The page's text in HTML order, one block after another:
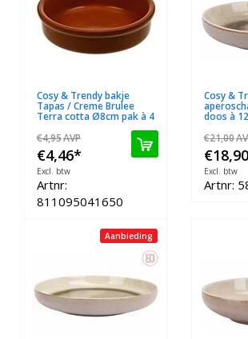
Cosy & Trendy bakje
Tapas / Creme Brulee
Terra cotta Ø8cm pak à 4
€4,95AVP
€4,46*
Excl. btw
Artnr:
811095041650
Cosy &
doos à
€21,00
€18,90
Excl. btw
Artnr:
Aanbieding